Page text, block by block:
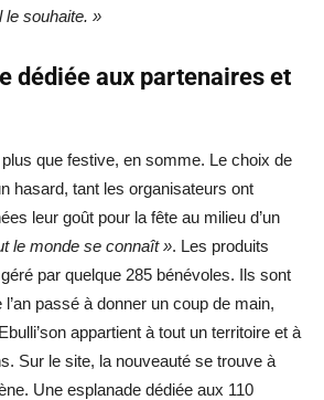
le souhaite. »
dédiée aux partenaires et
que festive, en somme. Le choix de
hasard, tant les organisateurs ont
leur goût pour la fête au milieu d’un
le monde se connaît ». Les produits
par quelque 285 bénévoles. Ils sont
passé à donner un coup de main,
appartient à tout un territoire et à
Sur le site, la nouveauté se trouve à
Une esplanade dédiée aux 110